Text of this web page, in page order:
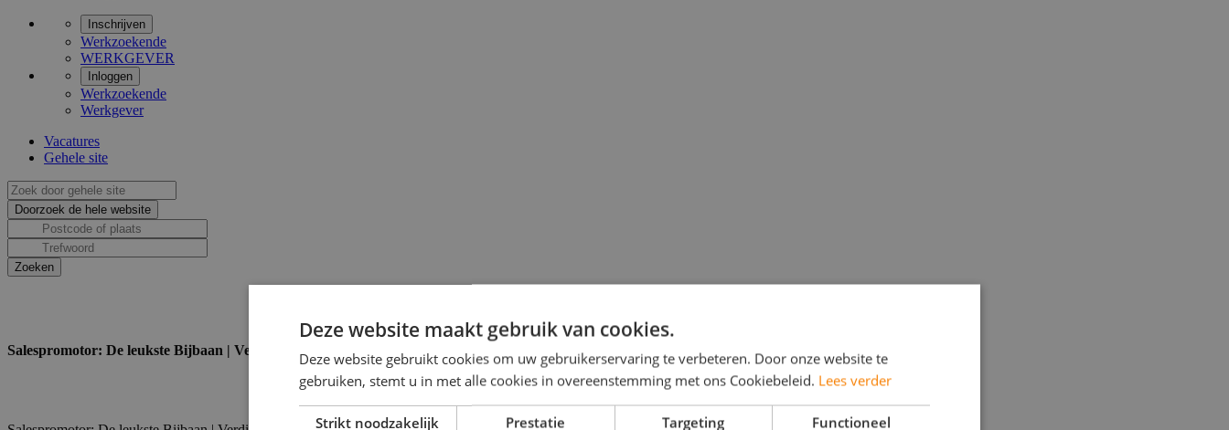
Inschrijven
Werkzoekende
WERKGEVER
Inloggen
Werkzoekende
Werkgever
Vacatures
Gehele site
Salespromotor: De leukste Bijbaan | Verdien €150-€250 per dag!
Deze website maakt gebruik van cookies.
Deze website gebruikt cookies om uw gebruikerservaring te verbeteren. Door onze website te
gebruiken, stemt u in met alle cookies in overeenstemming met ons Cookiebeleid. Lees verder
Strikt noodzakelijk Prestatie Targeting Functioneel